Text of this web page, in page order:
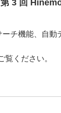
3 回
チ機能、自
ください。